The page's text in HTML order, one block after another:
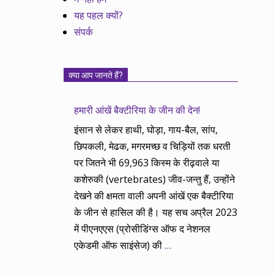
यह पहल क्यों?
संपर्क
क्या आप जानते हैं?
हमारी आंखें बैक्टीरिया के जीन की देन!
इंसान से लेकर हाथी, घोड़ा, गाय-बैल, सांप,
छिपकली, मेढक, मगरमच्छ व चिड़ियों तक धरती
पर जितने भी 69,963 किस्म के रीढ़वाले या
कशेरुकी (vertebrates) जीव-जन्तु हैं, उन्होंने
देखने की क्षमता वाली अपनी आंखें एक बैक्टीरिया
के जीन से हासिल की है। यह सच अप्रैल 2023
में पीएनएएस (प्रोसीडिंग्स ऑफ द नेशनल
एकेडमी ऑफ साइंसेज) की…